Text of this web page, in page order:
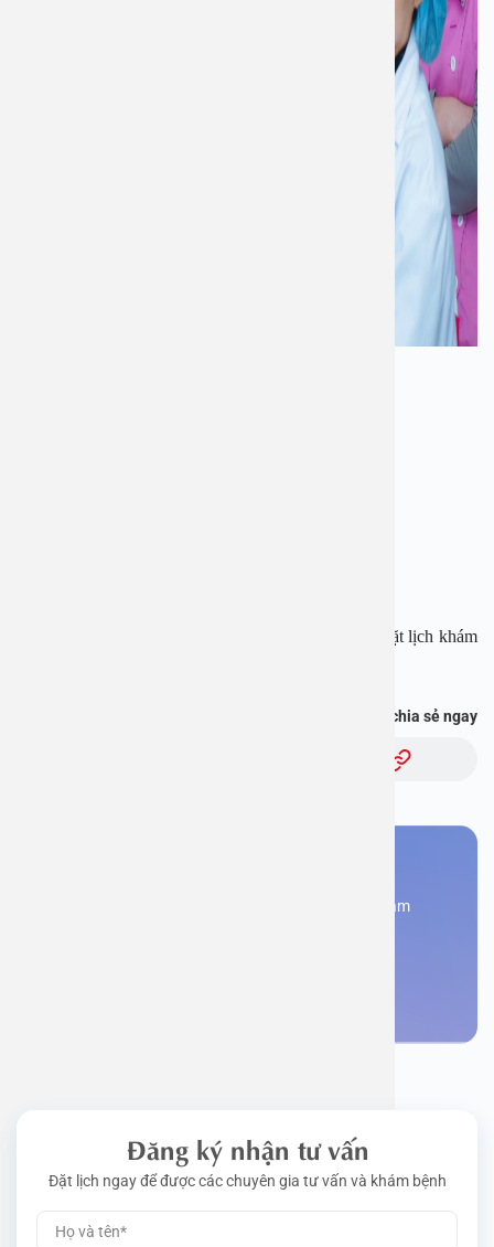
Tải APP Bệnh viện An Việt để “Tra cứu kết quả – Đặt lịch khám
Bạn thấy thông tin này hữu ích, chia sẻ ngay
Đăng kí ngay để được các chuyên gia tư vấn và khám
Đăng ký nhận tư vấn
Đặt lịch ngay để được các chuyên gia tư vấn và khám bệnh